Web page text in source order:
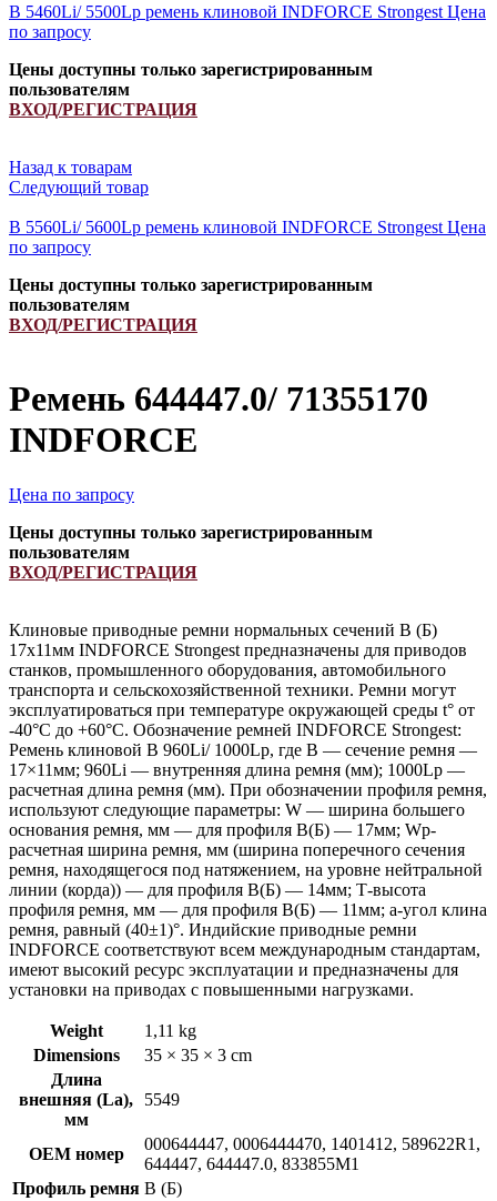
B 5460Li/ 5500Lp ремень клиновой INDFORCE Strongest Цена
по запросу
Цены доступны только зарегистрированным
пользователям
ВХОД/РЕГИСТРАЦИЯ
Назад к товарам
Следующий товар
B 5560Li/ 5600Lp ремень клиновой INDFORCE Strongest Цена
по запросу
Цены доступны только зарегистрированным
пользователям
ВХОД/РЕГИСТРАЦИЯ
Ремень 644447.0/ 71355170
INDFORCE
Цена по запросу
Цены доступны только зарегистрированным
пользователям
ВХОД/РЕГИСТРАЦИЯ
Клиновые приводные ремни нормальных сечений B (Б)
17х11мм INDFORCE Strongest предназначены для приводов
станков, промышленного оборудования, автомобильного
транспорта и сельскохозяйственной техники. Ремни могут
эксплуатироваться при температуре окружающей среды t° от
-40°С до +60°С. Обозначение ремней INDFORCE Strongest:
Ремень клиновой B 960Li/ 1000Lp, где B — сечение ремня —
17×11мм; 960Li — внутренняя длина ремня (мм); 1000Lp —
расчетная длина ремня (мм). При обозначении профиля ремня,
используют следующие параметры: W — ширина большего
основания ремня, мм — для профиля B(Б) — 17мм; Wp-
расчетная ширина ремня, мм (ширина поперечного сечения
ремня, находящегося под натяжением, на уровне нейтральной
линии (корда)) — для профиля B(Б) — 14мм; Т-высота
профиля ремня, мм — для профиля B(Б) — 11мм; a-угол клина
ремня, равный (40±1)°. Индийские приводные ремни
INDFORCE соответствуют всем международным стандартам,
имеют высокий ресурс эксплуатации и предназначены для
установки на приводах с повышенными нагрузками.
Weight
1,11 kg
Dimensions
35 × 35 × 3 cm
Длина
внешняя (La),
мм
5549
OEM номер
000644447, 0006444470, 1401412, 589622R1,
644447, 644447.0, 833855M1
Профиль ремня B (Б)